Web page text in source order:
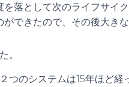
を落として次のライフサイ
できたので、その後大き
。
つのシステムは15年ほど